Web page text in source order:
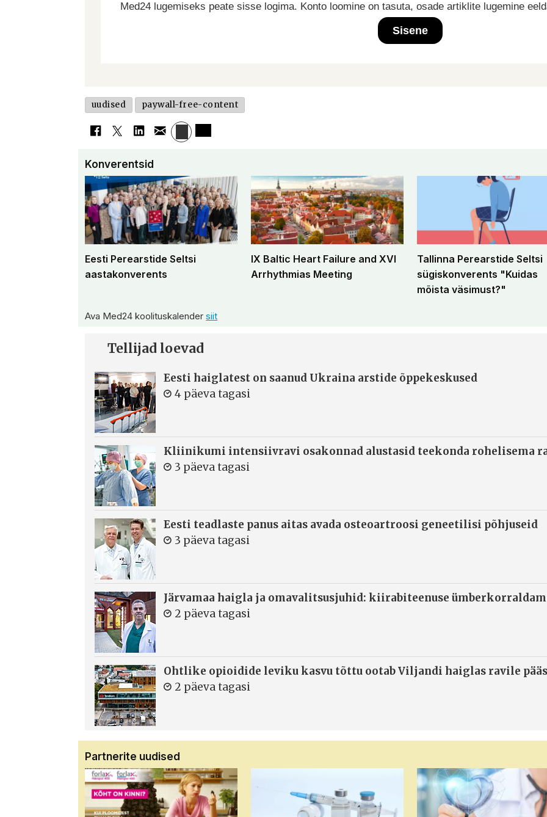
Med24 lugemiseks peate sisse logima. Konto loomine on tasuta, osade artiklite lugemine
Sisene
uudised paywall-free-content
Konverentsid
Eesti Perearstide Seltsi
aastakonverents
IX Baltic Heart Failure and XVI
Arrhythmias Meeting
Tallinna Perearstide Seltsi
sügiskonverents "Kuidas
mõista väsimust?"
Ava Med24 koolituskalendersiit
Tellijad loevad
Eesti haiglatest on saanud Ukraina arstide õppekeskused
4 päeva tagasi
Kliinikumi intensiivravi osakonnad alustasid teekonda rohelisema
3 päeva tagasi
Eesti teadlaste panus aitas avada osteoartroosi geneetilisi põhjuseid
3 päeva tagasi
Järvamaa haigla ja omavalitsusjuhid: kiirabiteenuse
2 päeva tagasi
Ohtlike opioidide leviku kasvu tõttu ootab Viljandi haiglas ravile
2 päeva tagasi
Partnerite uudised